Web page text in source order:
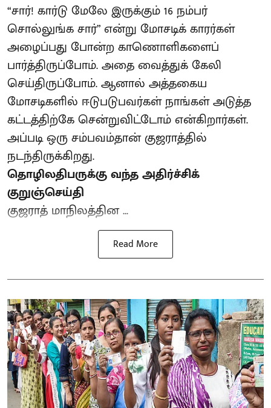
“சார்! கார்டு மேலே இருக்கும் 16 நம்பர்
சொல்லுங்க சார்” என்று மோசடிக் காரர்கள்
அழைப்பது போன்ற காணொளிகளைப்
பார்த்திருப்போம். அதை வைத்துக் கேலி
செய்திருப்போம். ஆனால் அத்தகைய
மோசடிகளில் ஈடுபடுபவர்கள் நாங்கள் அடுத்த
கட்டத்திற்கே சென்றுவிட்டோம் என்கிறார்கள்.
அப்படி ஒரு சம்பவம்தான் குஜராத்தில்
நடந்திருக்கிறது.
தொழிலதிபருக்கு வந்த அதிர்ச்சிக்
குறுஞ்செய்தி
குஜராத் மாநிலத்தின ...
Read More